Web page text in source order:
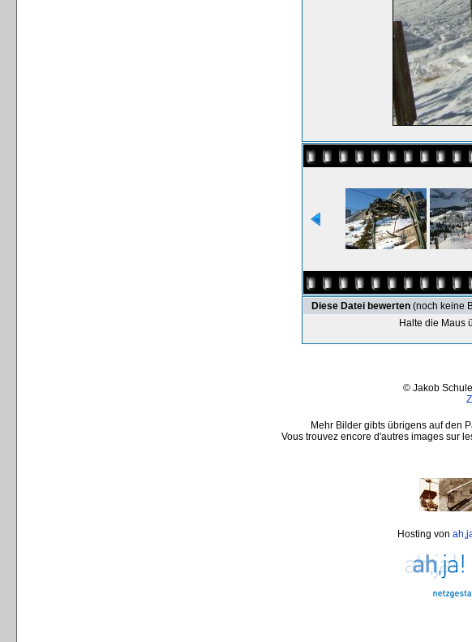
Diese Datei bewerten (noch keine
Halte die Maus
© Jakob
Mehr Bilder gibts übrigens auf den
Vous trouvez encore d'autres images sur
Hosting von